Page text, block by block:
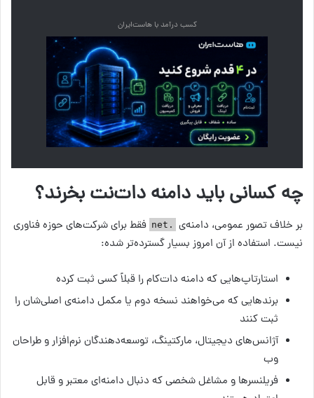
کسب درآمد با هاست‌ایران
چه کسانی باید دامنه دات‌نت بخرند؟
بر خلاف تصور عمومی، دامنه‌ی .net
فقط برای شرکت‌های حوزه فناوری
نیست. استفاده از آن امروز بسیار گسترده‌تر شده:
استارتاپ‌هایی که دامنه دات‌کام را قبلاً کسی ثبت کرده
برندهایی که می‌خواهند نسخه دوم یا مکمل دامنه‌ی اصلی‌شان را
ثبت کنند
آژانس‌های دیجیتال، مارکتینگ، توسعه‌دهندگان نرم‌افزار و طراحان
وب
فریلنسرها و مشاغل شخصی که دنبال دامنه‌ای معتبر و قابل